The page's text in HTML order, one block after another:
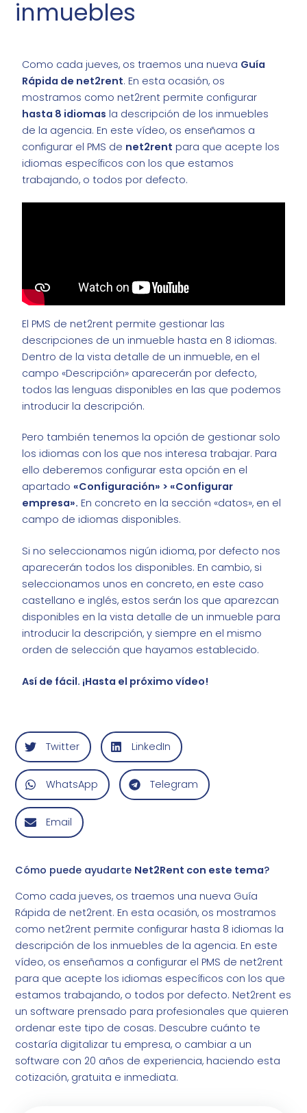
inmuebles
Como cada jueves, os traemos una nueva Guía
Rápida de net2rent. En esta ocasión, os
mostramos como net2rent permite configurar
hasta 8 idiomas la descripción de los inmuebles
de la agencia. En este vídeo, os enseñamos a
configurar el PMS de net2rent para que acepte los
idiomas específicos con los que estamos
trabajando, o todos por defecto.
El PMS de net2rent permite gestionar las
descripciones de un inmueble hasta en 8 idiomas.
Dentro de la vista detalle de un inmueble, en el
campo «Descripción» aparecerán por defecto,
todos las lenguas disponibles en las que podemos
introducir la descripción.
Pero también tenemos la opción de gestionar solo
los idiomas con los que nos interesa trabajar. Para
ello deberemos configurar esta opción en el
apartado«Configuración» > «Configurar
empresa». En concreto en la sección «datos», en el
campo de idiomas disponibles.
Si no seleccionamos nigún idioma, por defecto nos
aparecerán todos los disponibles. En cambio, si
seleccionamos unos en concreto, en este caso
castellano e inglés, estos serán los que aparezcan
disponibles en la vista detalle de un inmueble para
introducir la descripción, y siempre en el mismo
orden de selección que hayamos establecido.
Así de fácil. ¡Hasta el próximo vídeo!
Twitter LinkedIn
WhatsApp Telegram
Email
Cómo puede ayudarte Net2Rent con este tema?
Como cada jueves, os traemos una nueva Guía
Rápida de net2rent. En esta ocasión, os mostramos
como net2rent permite configurar hasta 8 idiomas la
descripción de los inmuebles de la agencia. En este
vídeo, os enseñamos a configurar el PMS de net2rent
para que acepte los idiomas específicos con los que
estamos trabajando, o todos por defecto. Net2rent es
un software prensado para profesionales que quieren
ordenar este tipo de cosas. Descubre cuánto te
costaría digitalizar tu empresa, o cambiar a un
software con 20 años de experiencia, haciendo esta
cotización, gratuita e inmediata.